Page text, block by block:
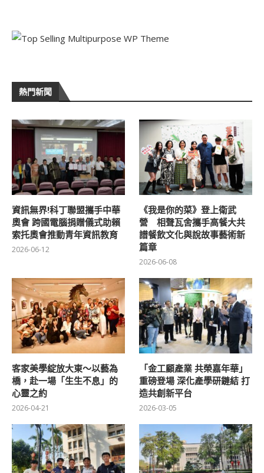
熱門新聞
資訊無界!科丁聯盟攜手中華
奧會 跨國電腦捐贈儀式助賴
索托奧會推動青年資訊教育
2026-06-12
《我是你的菜》登上衛武
營 相聲瓦舍攜手高餐大共
譜餐飲文化與說故事藝術新
篇章
2026-06-08
客家美學綻放大東～以藝為
橋，赴一場「生生不息」的
心靈之約
2026-04-21
「金工顧產業 共榮嘉年華」
重磅登場 深化產學研鏈結 打
造共創新平台
2026-03-05